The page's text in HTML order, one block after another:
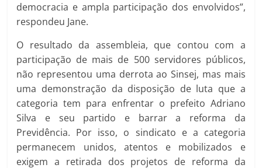
democracia e ampla participação dos envolvidos”,
respondeu Jane.
O resultado da assembleia, que contou com a
participação de mais de 500 servidores públicos,
não representou uma derrota ao Sinsej, mas mais
uma demonstração da disposição de luta que a
categoria tem para enfrentar o prefeito Adriano
Silva e seu partido e barrar a reforma da
Previdência. Por isso, o sindicato e a categoria
permanecem unidos, atentos e mobilizados e
exigem a retirada dos projetos de reforma da